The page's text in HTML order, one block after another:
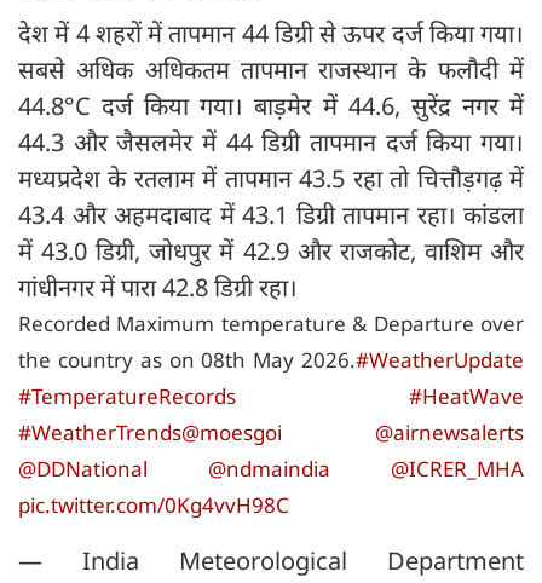
देश में 4 शहरों में तापमान 44 डिग्री से ऊपर दर्ज किया गया।
सबसे अधिक अधिकतम तापमान राजस्थान के फलौदी में
44.8°C दर्ज किया गया। बाड़मेर में 44.6, सुरेंद्र नगर में
44.3 और जैसलमेर में 44 डिग्री तापमान दर्ज किया गया।
मध्यप्रदेश के रतलाम में तापमान 43.5 रहा तो चित्तौड़गढ़ में
43.4 और अहमदाबाद में 43.1 डिग्री तापमान रहा। कांडला
में 43.0 डिग्री, जोधपुर में 42.9 और राजकोट, वाशिम और
गांधीनगर में पारा 42.8 डिग्री रहा।
Recorded Maximum temperature & Departure over
the country as on 08th May 2026.#WeatherUpdate
#TemperatureRecords
#HeatWave
#WeatherTrends@moesgoi
@airnewsalerts
@DDNational
@ndmaindia
@ICRER_MHA
pic.twitter.com/0Kg4vvH98C
— India Meteorological Department